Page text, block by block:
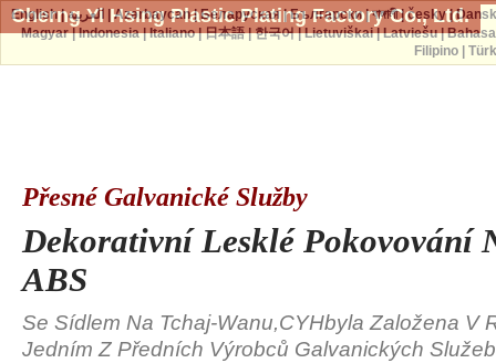
Cherng Yi Hsing Plastic Plating Factory Co., Ltd.
Přesné Galvanické Služby
Dekorativní Lesklé Pokovování
ABS
Se Sídlem Na Tchaj-Wanu,CYHbyla Založena V
Jedním Z Předních Výrobců Galvanických
English|العربية |Azərbaycan|Беларуская|Български|বাঙ্গালী|česky|
Magyar|Indonesia|Italiano|日本語|한국어|Lietuviškai|Latviešu|
Filipino|